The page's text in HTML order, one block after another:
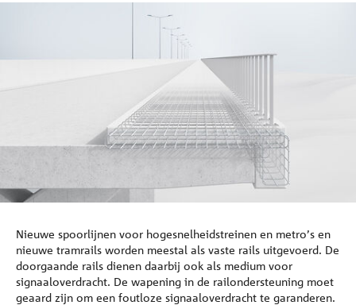
Onderneming
Contact
Nieuwe spoorlijnen voor hogesnelheidstreinen en metro’s en
nieuwe tramrails worden meestal als vaste rails uitgevoerd. De
doorgaande rails dienen daarbij ook als medium voor
signaaloverdracht. De wapening in de railondersteuning moet
geaard zijn om een foutloze signaaloverdracht te garanderen.